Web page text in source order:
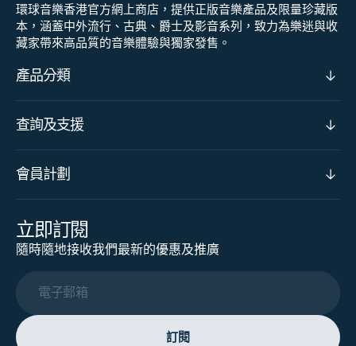
環球音樂香港官方網上商店，提供正版音樂產品及限量珍藏版
本，涵蓋中外流行、古典、爵士及影音系列，致力為樂迷與收
藏家帶來高品質的音樂體驗與獨家發售。
產品分類
查詢及支援
會員計劃
立即訂閱
隨時隨地接收我們最新的優惠及推廣
電子郵箱
訂閱